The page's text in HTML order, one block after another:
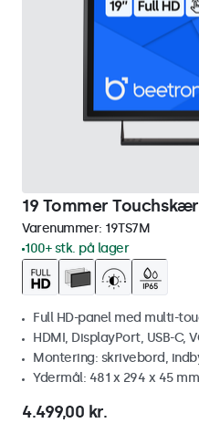
19 Tommer
Varenummer: 19TS7M
100+ stk. på lager
Full HD-panel med multi-
HDMI, DisplayPort, USB-C,
Montering: skrivebord,
Ydermål: 481 x 294 x 45 mm
4.499,00 kr.